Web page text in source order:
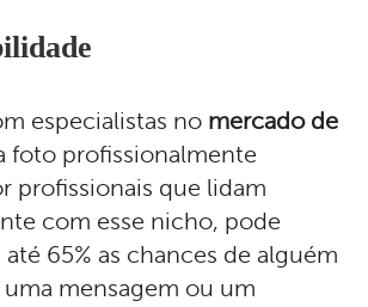
especialistas no mercado de
foto profissionalmente
profissionais que lidam
com esse nicho, pode
65% as chances de alguém
mensagem ou um